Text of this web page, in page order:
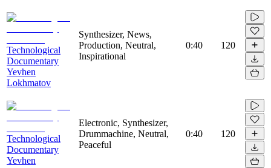
Technological
Documentary
Yevhen
Lokhmatov
Synthesizer, News,
Production, Neutral,
Inspirational
0:40 120
Technological
Documentary
Yevhen
Electronic, Synthesizer,
Drummachine, Neutral,
Peaceful
0:40 120